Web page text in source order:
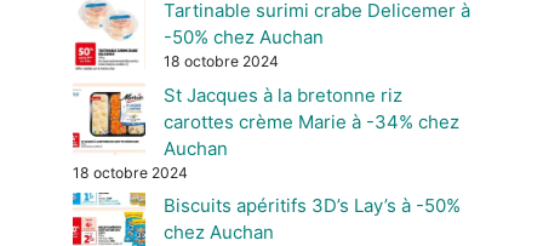
Tartinable surimi crabe Delicemer à
-50% chez Auchan
18 octobre 2024
St Jacques à la bretonne riz
carottes crème Marie à -34% chez
Auchan
18 octobre 2024
Biscuits apéritifs 3D’s Lay’s à -50%
chez Auchan